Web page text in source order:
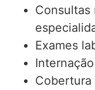
Consultas
Exames
Cobertura